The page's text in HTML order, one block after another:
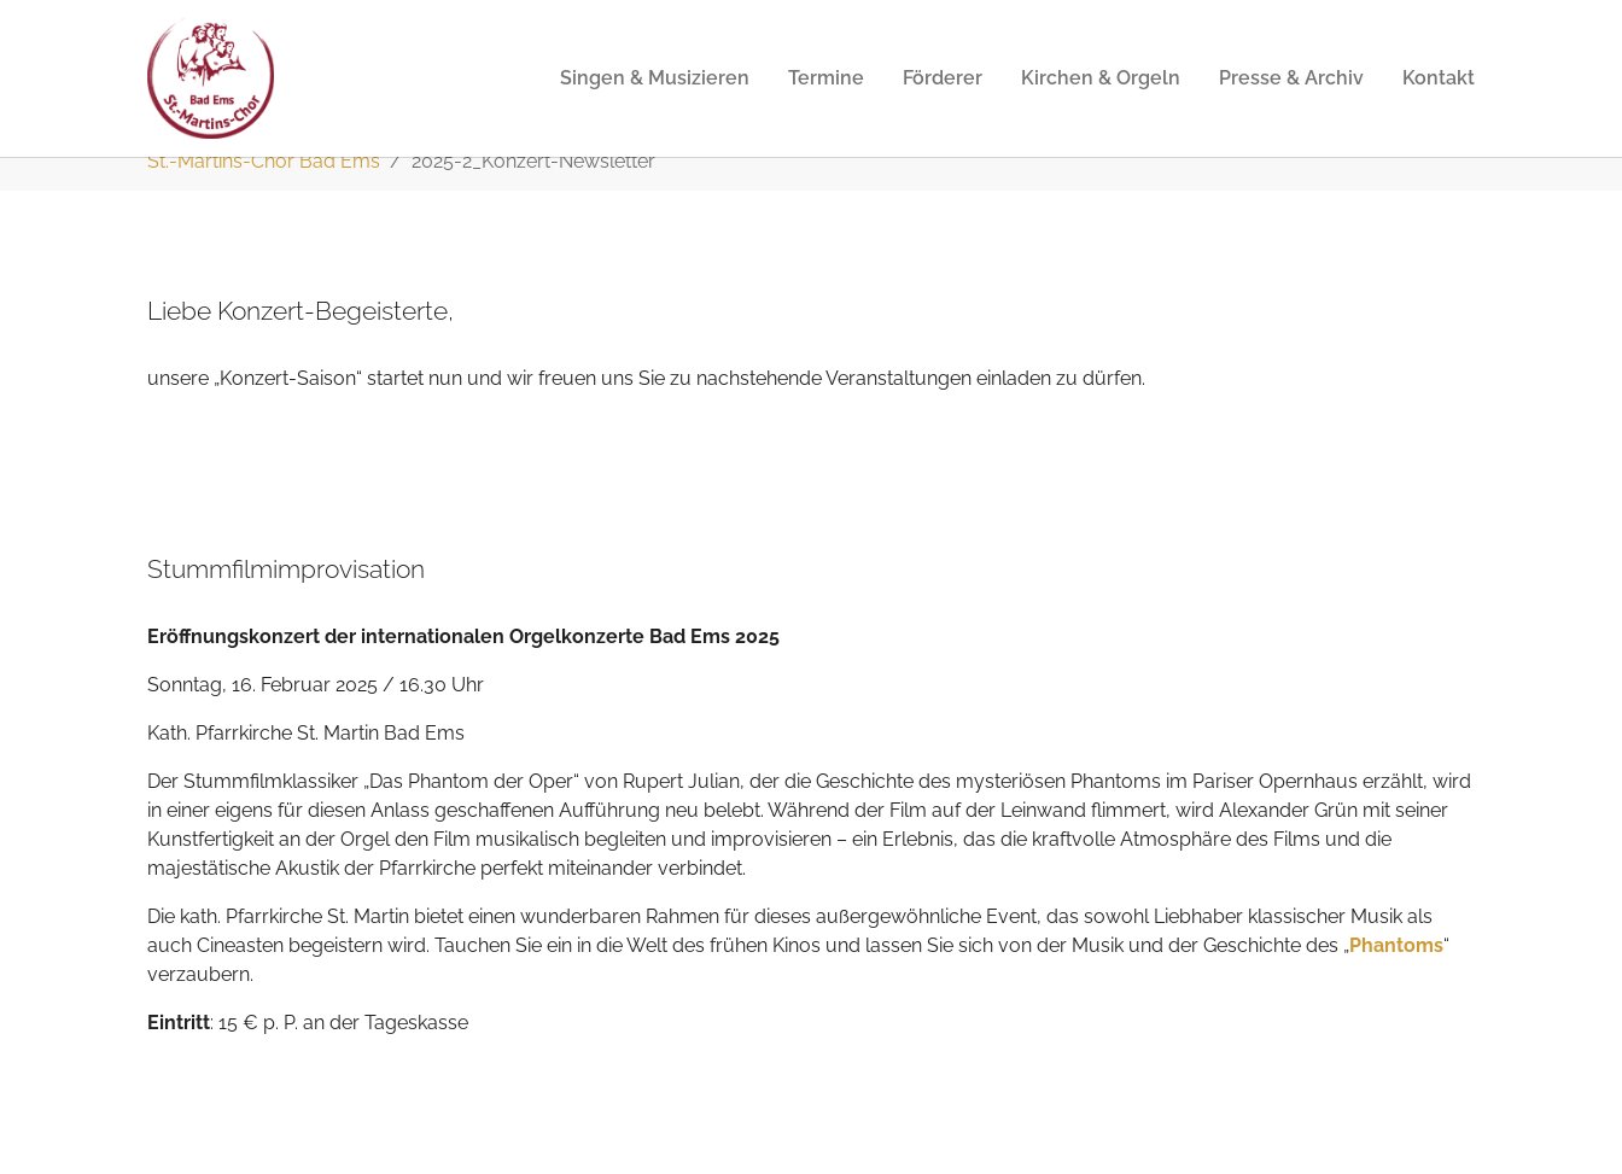
Singen & Musizieren Termine Förderer Kirchen & Orgeln Presse & Archiv Kontakt
Sie sind hier:
St.-Martins-Chor Bad Ems 2025-2_Konzert-Newsletter
Liebe Konzert-Begeisterte,
unsere „Konzert-Saison“ startet nun und wir freuen uns Sie zu nachstehende Veranstaltungen einladen zu dürfen.
Stummfilmimprovisation
Eröffnungskonzert der internationalen Orgelkonzerte Bad Ems 2025
Sonntag, 16. Februar 2025 / 16.30 Uhr
Kath. Pfarrkirche St. Martin Bad Ems
Der Stummfilmklassiker „Das Phantom der Oper“ von Rupert Julian, der die Geschichte des mysteriösen Phantoms im Pariser Opernhaus erzählt, wird
in einer eigens für diesen Anlass geschaffenen Aufführung neu belebt. Während der Film auf der Leinwand flimmert, wird Alexander Grün mit seiner
Kunstfertigkeit an der Orgel den Film musikalisch begleiten und improvisieren – ein Erlebnis, das die kraftvolle Atmosphäre des Films und die
majestätische Akustik der Pfarrkirche perfekt miteinander verbindet.
Die kath. Pfarrkirche St. Martin bietet einen wunderbaren Rahmen für dieses außergewöhnliche Event, das sowohl Liebhaber klassischer Musik als
auch Cineasten begeistern wird. Tauchen Sie ein in die Welt des frühen Kinos und lassen Sie sich von der Musik und der Geschichte des „Phantoms“
verzaubern.
Eintritt: 15 € p. P. an der Tageskasse